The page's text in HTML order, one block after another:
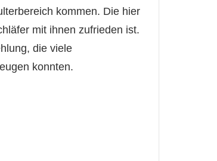
kommen. Die hier
mit ihnen zufrieden ist.
die viele
konnten.